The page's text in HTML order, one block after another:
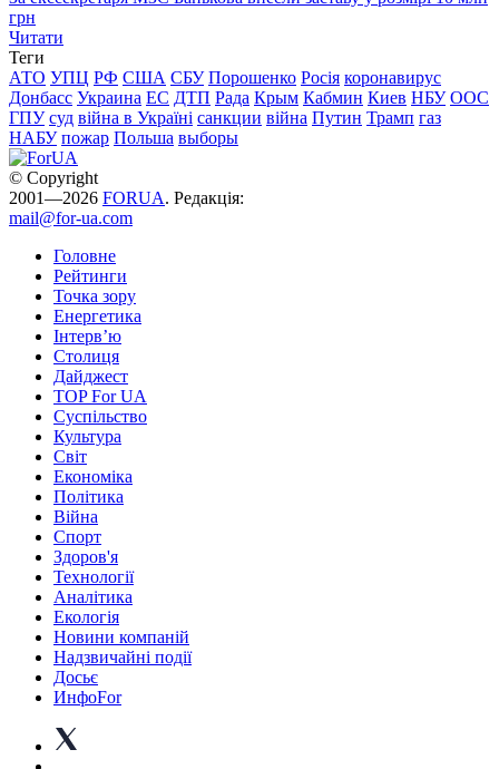
грн
Читати
Теги
АТО УПЦ РФ США СБУ Порошенко Росія коронавирус
Донбасс Украина ЕС ДТП Рада Крым Кабмин Киев НБУ ООС
ГПУ суд війна в Україні санкции війна Путин Трамп газ
НАБУ пожар Польша выборы
© Copyright
2001—2026 FORUA. Редакція:
mail@for-ua.com
Головне
Рейтинги
Точка зору
Енергетика
Інтерв’ю
Столиця
Дайджест
TOP For UA
Суспiльство
Культура
Світ
Економіка
Політика
Війна
Спорт
Здоров'я
Технології
Аналітика
Екологія
Новини компаній
Надзвичайні події
Досьє
ИнфоFor